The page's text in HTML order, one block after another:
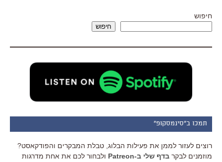
חיפוש
חיפוש
תמכו ב"סינמסקופ"
רוצים לעזור לממן את פעילות הבלוג, טבלת המבקרים והפודקאסט?
מוזמנים לבקר בדף שלי ב-Patreon
ולבחור לכם את אחת מדרגות